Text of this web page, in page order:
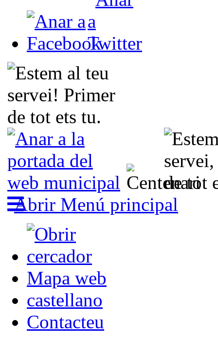
Abrir Menú principal
Mapa web
castellano
Contacteu